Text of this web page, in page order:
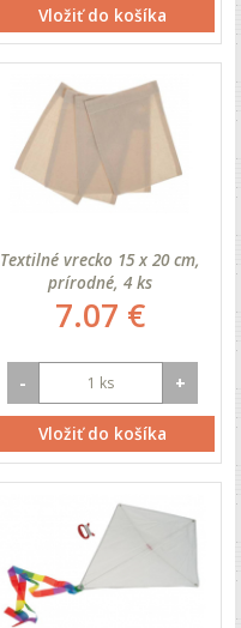
Vložiť do košíka
Textilné vrecko 15 x 20 cm,
prírodné, 4 ks
7.07 €
- +
Vložiť do košíka